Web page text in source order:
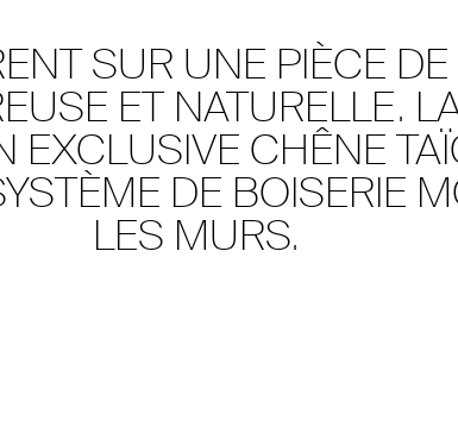
SUR UNE PIÈCE
ET NATURELLE.
EXCLUSIVE CHÊNE
DE BOISERIE
LES MURS.